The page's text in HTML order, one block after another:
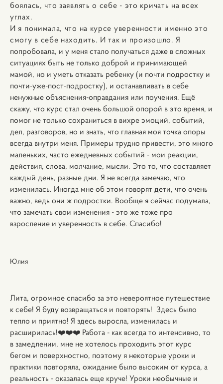
боялась, что заявлять о себе - это кричать на всех
углах.
И я понимала, что на курсе уверенности именно это
смогу в себе находить. И так и произошло. Я
попробовала, и у меня стало получаться даже в сложных
ситуациях быть не только доброй и принимающей
мамой, но и уметь отказать ребенку (и почти подростку и
почти-уже-пост-подростку), и останавливать в себе
ненужные объяснения-оправдания или поучения. Ещё
скажу, что курс стал очень большой опорой в это время, и
помог не только сохраниться в вихре эмоций, событий,
дел, разговоров, но и знать, что главная моя точка опоры
всегда внутри меня. Примеры трудно привести, это много
маленьких, часто ежедневных событий - мои реакции,
действия, слова, молчание, мысли. Это то, что составляет
каждый день, разные дни. Я не всегда замечаю, что
изменилась. Иногда мне об этом говорят дети, что очень
важно, ведь они ж подростки. Вообще я сейчас подумала,
что замечать свои изменения - это же тоже про
взросление и уверенность в себе. Спасибо!
Юлия
Лита, огромное спасибо за это невероятное путешествие
к себе! Я буду возвращаться и повторять! Здесь было
тепло и приятно! Я здесь выросла, изменилась и
расширилась!❤️❤️❤️ Работа - как всегда то интенсивно, то
в замедлении, мне не хотелось проходить этот курс
бегом и поверхностно, поэтому я некоторые уроки и
практики повторяла, ожидание было высоким от курса, а
реальность - оказалась еще круче! Уроки необычные и